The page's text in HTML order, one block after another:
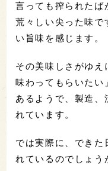
言っても搾られたば
荒々しい尖った味で
い旨味を感じます。
その美味しさがゆえ
味わってもらいたい
あるようで、製造、
れています。
では実際に、できた
れているのでしょう